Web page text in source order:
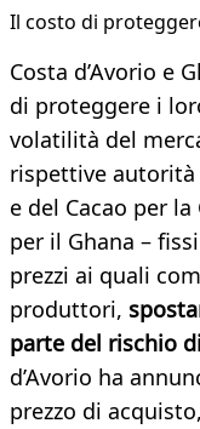
Il costo di
Costa d’Avorio e
di proteggere i
volatilità del
rispettive autorità
e del Cacao per la
per il Ghana –
prezzi ai quali
produttori,
parte del rischio
d’Avorio ha
prezzo di